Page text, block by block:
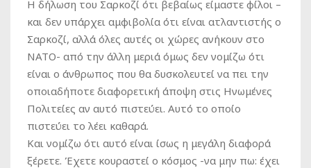
Η δήλωση του Σαρκοζί ότι βεβαίως είμαστε φίλοι –
και δεν υπάρχει αμφιβολία ότι είναι ατλαντιστής ο
Σαρκοζί, αλλά όλες αυτές οι χώρες ανήκουν στο
ΝΑΤΟ- από την άλλη μεριά όμως δεν νομίζω ότι
είναι ο άνθρωπος που θα δυσκολευτεί να πει την
οποιαδήποτε διαφορετική άποψη στις Ηνωμένες
Πολιτείες αν αυτό πιστεύει. Αυτό το οποίο
πιστεύει το λέει καθαρά.
Και νομίζω ότι αυτό είναι ίσως η μεγάλη διαφορά
ξέρετε. Έχετε κουραστεί ο κόσμος -να μην πω: έχει